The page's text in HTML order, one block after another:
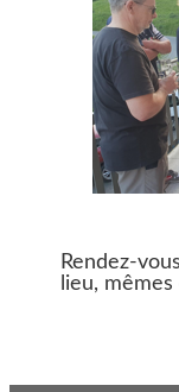
Rendez-
lieu,